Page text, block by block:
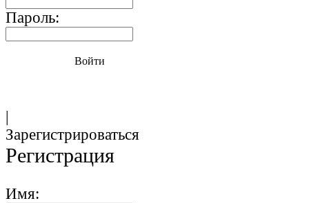
Пароль:
Войти
|
Зарегистрироваться
Регистрация
Имя: